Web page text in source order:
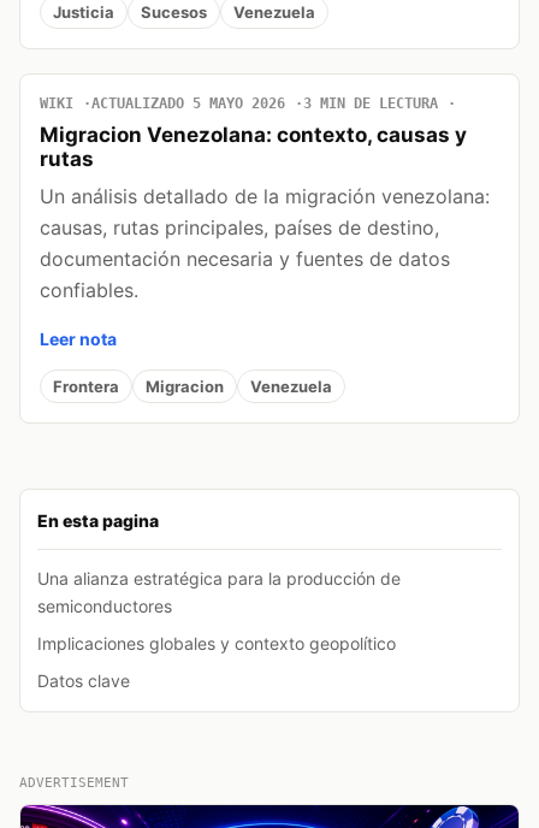
En esta pagina
Una alianza estratégica para la producción de
semiconductores
Implicaciones globales y contexto geopolítico
Datos clave
Justicia Sucesos Venezuela
WIKI ACTUALIZADO 5 MAYO 2026 3 MIN DE LECTURA
Migracion Venezolana: contexto, causas y
rutas
Un análisis detallado de la migración venezolana:
causas, rutas principales, países de destino,
documentación necesaria y fuentes de datos
confiables.
Leer nota
Frontera Migracion Venezuela
ADVERTISEMENT